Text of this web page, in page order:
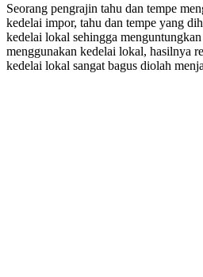
Seorang pengrajin tahu dan tempe
kedelai impor, tahu dan tempe yang
kedelai lokal sehingga
menggunakan kedelai lokal, hasilnya
kedelai lokal sangat bagus diolah